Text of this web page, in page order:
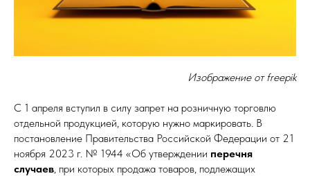
Изображение от freepik
С 1 апреля вступил в силу запрет на розничную торговлю
отдельной продукцией, которую нужно маркировать. В
постановление Правительства Российской Федерации от 21
ноября 2023 г. № 1944 «Об утверждении перечня
случаев , при которых продажа товаров, подлежащих